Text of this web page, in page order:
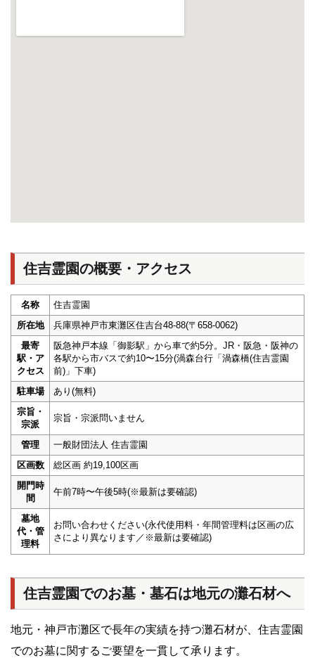
住吉霊園の概要・アクセス
名称
住吉霊園
所在地
兵庫県神戸市東灘区住吉台48-88(〒658-0062)
最寄
駅・ア
クセス
阪急神戸本線「御影駅」から車で約5分。JR・阪急・阪神の
各駅から市バスで約10〜15分(渦森台行「渦森橋(住吉霊園
前)」下車)
駐車場
あり(無料)
宗旨・
宗派
宗旨・宗派問いません
管理
一般財団法人 住吉霊園
区画数
総区画 約19,100区画
開門時
間
午前7時〜午後5時(※最新は要確認)
墓地
代・管
理料
お問い合わせください(永代使用料・年間管理料は区画の広
さにより異なります／※最新は要確認)
住吉霊園でのお墓・墓石は地元の灘石材へ
地元・神戸市灘区で長年の実績を持つ灘石材が、住吉霊園
でのお墓に関するご要望を一貫して承ります。